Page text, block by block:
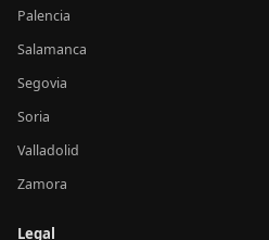
Palencia
Salamanca
Segovia
Soria
Valladolid
Zamora
Legal